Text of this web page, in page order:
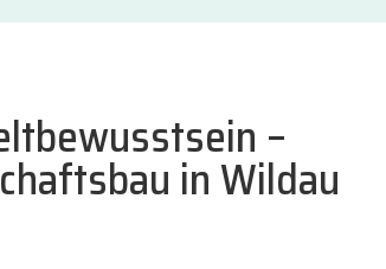
–
in Wildau